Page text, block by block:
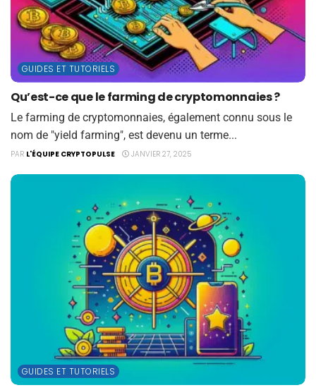
GUIDES ET TUTORIELS
Quʼest-ce que le farming de cryptomonnaies ?
Le farming de cryptomonnaies, également connu sous le
nom de "yield farming", est devenu un terme...
PAR L'ÉQUIPE CRYPTOPULSE JANVIER 27, 2025
GUIDES ET TUTORIELS